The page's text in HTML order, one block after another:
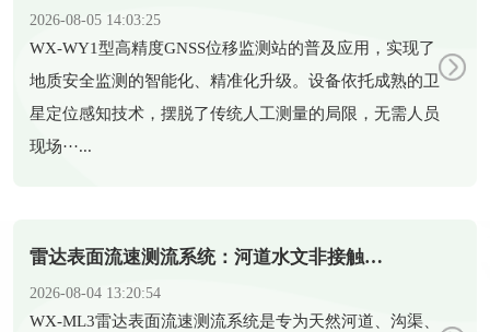
2026-08-05 14:03:25
​WX-WY1型高精度GNSS位移监测站的普及应用，实现了
地质安全监测的智能化、精准化升级。设备依托成熟的卫
星定位感知技术，摆脱了传统人工测量的局限，无需人员
现场···...
雷达表面流速测流系统：河道水文非接触式智能测流设备
2026-08-04 13:20:54
​WX-ML3雷达表面流速测流系统是专为天然河道、沟渠、